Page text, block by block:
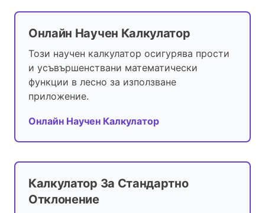
Онлайн Научен Калкулатор
Този научен калкулатор осигурява прости
и усъвършенствани математически
функции в лесно за използване
приложение.
Онлайн Научен Калкулатор
Калкулатор За Стандартно
Отклонение